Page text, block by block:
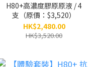
H80+高濃度膠原原液 / 4
支（原價：$3,520）
HK$2,480.00
HK$3,520.00